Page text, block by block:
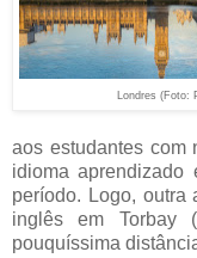
Londres (Foto:
aos estudantes com
idioma aprendizado
período. Logo, outra
inglês em Torbay
pouquíssima